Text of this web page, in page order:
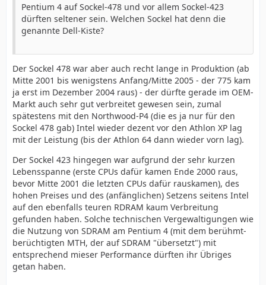
Pentium 4 auf Sockel-478 und vor allem Sockel-423
dürften seltener sein. Welchen Sockel hat denn die
genannte Dell-Kiste?
Der Sockel 478 war aber auch recht lange in Produktion (ab
Mitte 2001 bis wenigstens Anfang/Mitte 2005 - der 775 kam
ja erst im Dezember 2004 raus) - der dürfte gerade im OEM-
Markt auch sehr gut verbreitet gewesen sein, zumal
spätestens mit den Northwood-P4 (die es ja nur für den
Sockel 478 gab) Intel wieder dezent vor den Athlon XP lag
mit der Leistung (bis der Athlon 64 dann wieder vorn lag).
Der Sockel 423 hingegen war aufgrund der sehr kurzen
Lebensspanne (erste CPUs dafür kamen Ende 2000 raus,
bevor Mitte 2001 die letzten CPUs dafür rauskamen), des
hohen Preises und des (anfänglichen) Setzens seitens Intel
auf den ebenfalls teuren RDRAM kaum Verbreitung
gefunden haben. Solche technischen Vergewaltigungen wie
die Nutzung von SDRAM am Pentium 4 (mit dem berühmt-
berüchtigten MTH, der auf SDRAM "übersetzt") mit
entsprechend mieser Performance dürften ihr Übriges
getan haben.